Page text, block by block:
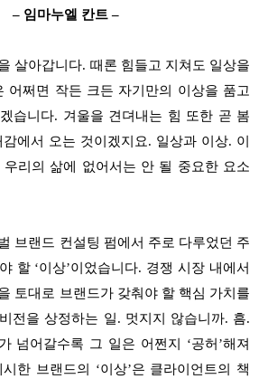
– 임마누엘 칸트 –
살아갑니다. 때론 힘들고 지쳐도 일상을
어쩌면 작든 크든 자기만의 이상을 품고
습니다. 겨울을 견뎌내는 힘 또한 곧 봄
에서 오는 것이겠지요. 일상과 이상. 이
리의 삶에 없어서는 안 될 중요한 요소
브랜드 컨설팅 펌에서 주로 다루었던 주
할 ‘이상’이었습니다. 경쟁 시장 내에서
토대로 브랜드가 갖춰야 할 핵심 가치를
전을 상정하는 일. 멋지지 않습니까. 흠.
넘어갈수록 그 일은 어쩐지 ‘공허’해져
한 브랜드의 ‘이상’은 클라이언트의 책